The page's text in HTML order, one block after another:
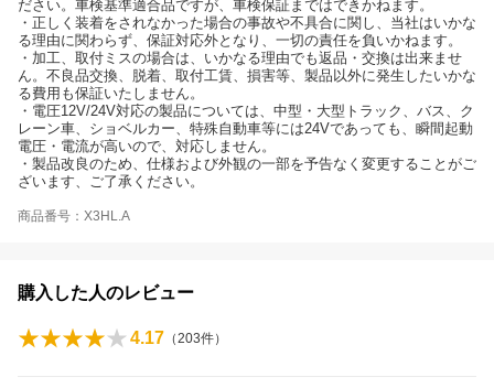
ださい。車検基準適合品ですが、車検保証まではできかねます。
・正しく装着をされなかった場合の事故や不具合に関し、当社はいかな
る理由に関わらず、保証対応外となり、一切の責任を負いかねます。
・加工、取付ミスの場合は、いかなる理由でも返品・交換は出来ませ
ん。不良品交換、脱着、取付工賃、損害等、製品以外に発生したいかな
る費用も保証いたしません。
・電圧12V/24V対応の製品については、中型・大型トラック、バス、ク
レーン車、ショベルカー、特殊自動車等には24Vであっても、瞬間起動
電圧・電流が高いので、対応しません。
・製品改良のため、仕様および外観の一部を予告なく変更することがご
ざいます、ご了承ください。
商品番号：X3HL.A
購入した人のレビュー
4.17 （203件）